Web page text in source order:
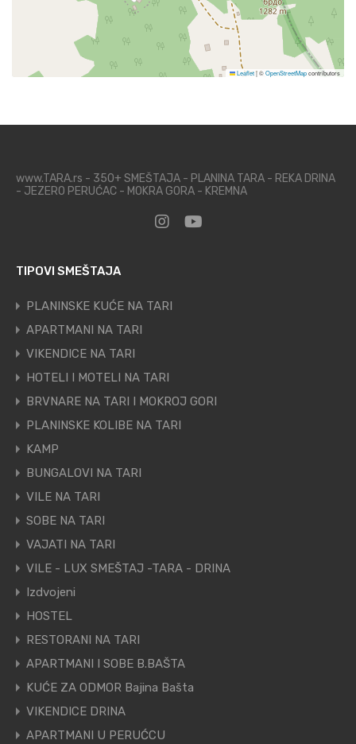
Leaflet|©OpenStreetMapcontributors
www.TARA.rs - 350+ SMEŠTAJA - PLANINA TARA - REKA DRINA
- JEZERO PERUĆAC - MOKRA GORA - KREMNA
TIPOVI SMEŠTAJA
PLANINSKE KUĆE NA TARI
APARTMANI NA TARI
VIKENDICE NA TARI
HOTELI I MOTELI NA TARI
BRVNARE NA TARI I MOKROJ GORI
PLANINSKE KOLIBE NA TARI
KAMP
BUNGALOVI NA TARI
VILE NA TARI
SOBE NA TARI
VAJATI NA TARI
VILE - LUX SMEŠTAJ -TARA - DRINA
Izdvojeni
HOSTEL
RESTORANI NA TARI
APARTMANI I SOBE B.BAŠTA
KUĆE ZA ODMOR Bajina Bašta
VIKENDICE DRINA
APARTMANI U PERUĆCU